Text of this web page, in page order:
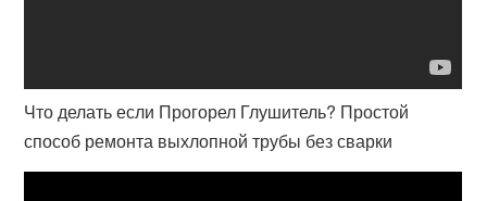
Что делать если Прогорел Глушитель? Простой
способ ремонта выхлопной трубы без сварки